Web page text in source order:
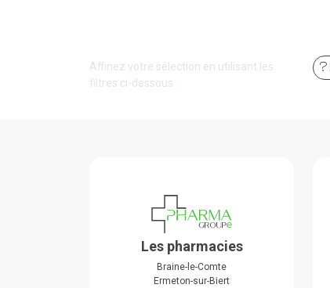
Affinez votre sélection en utilisant les
filtres ci-dessous :
Les pharmacies
Braine-le-Comte
Ermeton-sur-Biert